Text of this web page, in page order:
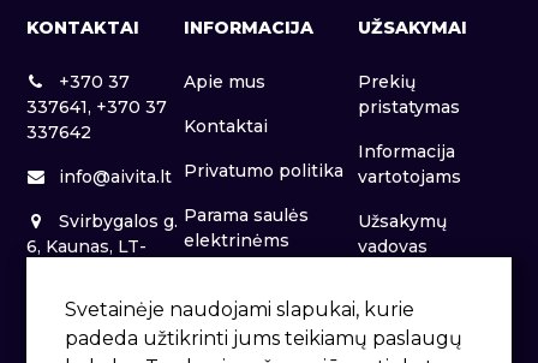
KONTAKTAI
+370 37
337641, +370 37
337642
info@aivita.lt
Svirbygalos g.
6, Kaunas, LT-
INFORMACIJA
Apie mus
Kontaktai
Privatumo politika
Parama saulės
elektrinėms
UŽSAKYMAI
Prekių
pristatymas
Informacija
vartotojams
Užsakymų
vadovas
Svetainėje naudojami slapukai, kurie
padeda užtikrinti jums teikiamų paslaugų